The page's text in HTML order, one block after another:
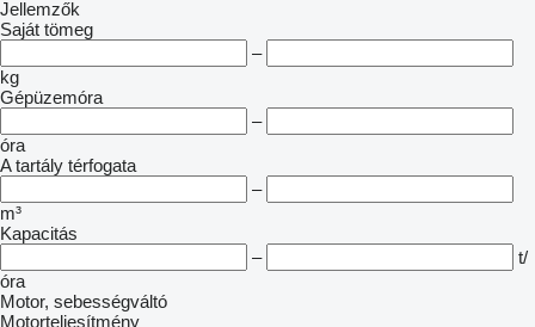
Jellemzők
Saját tömeg
–
kg
Gépüzemóra
–
óra
A tartály térfogata
–
m³
Kapacitás
–
t/
óra
Motor, sebességváltó
Motorteljesítmény